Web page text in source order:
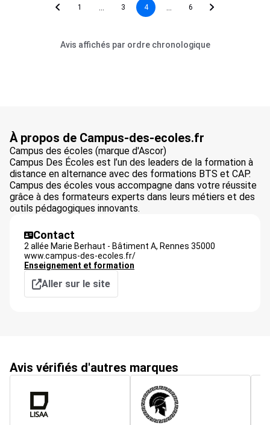
1 3 4 6
Avis affichés par ordre chronologique
À propos de Campus-des-ecoles.fr
Campus des écoles (marque d'Ascor)
Campus Des Écoles est l’un des leaders de la formation à
distance en alternance avec des formations BTS et CAP.
Campus des écoles vous accompagne dans votre réussite
grâce à des formateurs experts dans leurs métiers et des
outils pédagogiques innovants.
Contact
2 allée Marie Berhaut - Bâtiment A, Rennes 35000
www.campus-des-ecoles.fr/
Enseignement et formation
Aller sur le site
Avis vérifiés d'autres marques